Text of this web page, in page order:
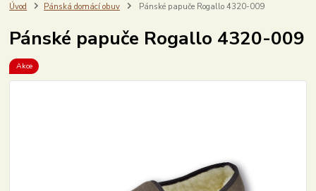
Úvod Pánská domácí obuv Pánské papuče Rogallo 4320-009
Pánské papuče Rogallo 4320-009
Akce